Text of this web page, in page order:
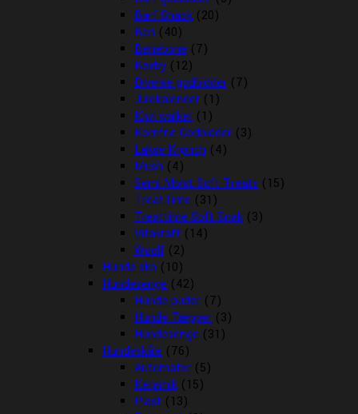
Barf Snack (20)
Ben (40)
Benebone (7)
Boxby (12)
Diverse godbidder (7)
Julekalender (1)
Kiwi walker (1)
Kornfrie Godbidder (3)
Lakse Krønch (4)
Mush (4)
Semi Moist Soft Treats (15)
TreatTime (31)
Treattime Soft Snak (3)
Vitakraft (14)
Woolf (2)
Hunde sko (10)
Hundesenge (42)
Hunde puder (7)
Hunde Tæpper (3)
Hundesenge (31)
Hundeskåle (76)
Automater (5)
Keramik (15)
Plast (13)